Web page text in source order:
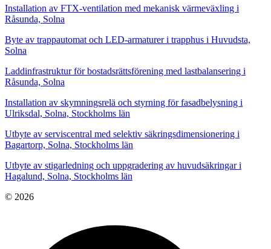
Installation av FTX-ventilation med mekanisk värmeväxling i
Råsunda, Solna
Byte av trappautomat och LED-armaturer i trapphus i Huvudsta,
Solna
Laddinfrastruktur för bostadsrättsförening med lastbalansering i
Råsunda, Solna
Installation av skymningsrelä och styrning för fasadbelysning i
Ulriksdal, Solna, Stockholms län
Utbyte av serviscentral med selektiv säkringsdimensionering i
Bagartorp, Solna, Stockholms län
Utbyte av stigarledning och uppgradering av huvudsäkringar i
Hagalund, Solna, Stockholms län
© 2026